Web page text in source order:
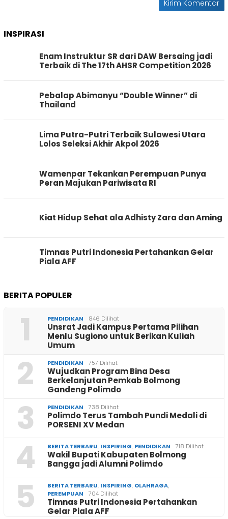
INSPIRASI
Enam Instruktur SR dari DAW Bersaing jadi
Terbaik di The 17th AHSR Competition 2026
Pebalap Abimanyu “Double Winner” di
Thailand
Lima Putra-Putri Terbaik Sulawesi Utara
Lolos Seleksi Akhir Akpol 2026
Wamenpar Tekankan Perempuan Punya
Peran Majukan Pariwisata RI
Kiat Hidup Sehat ala Adhisty Zara dan Aming
Timnas Putri Indonesia Pertahankan Gelar
Piala AFF
BERITA POPULER
1 PENDIDIKAN 846 Dilihat
Unsrat Jadi Kampus Pertama Pilihan
Menlu Sugiono untuk Berikan Kuliah
Umum
2 PENDIDIKAN 757 Dilihat
Wujudkan Program Bina Desa
Berkelanjutan Pemkab Bolmong
Gandeng Polimdo
3 PENDIDIKAN 738 Dilihat
Polimdo Terus Tambah Pundi Medali di
PORSENI XV Medan
4 BERITA TERBARU, INSPIRING, PENDIDIKAN 718 Dilihat
Wakil Bupati Kabupaten Bolmong
Bangga jadi Alumni Polimdo
5 BERITA TERBARU, INSPIRING, OLAHRAGA,
PEREMPUAN
704 Dilihat
Timnas Putri Indonesia Pertahankan
Gelar Piala AFF